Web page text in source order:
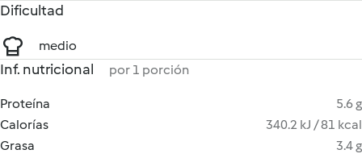
Dificultad
medio
Inf. nutricional por 1 porción
Proteína
5.6 g
Calorías
340.2 kJ / 81 kcal
Grasa
3.4 g